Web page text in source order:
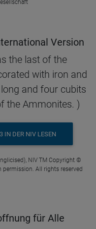
Version
the last of the
with iron and
and four cubits
the Ammonites. )
IN DER NIV LESEN
NIV TM Copyright ©
permission. All rights reserved
für Alle